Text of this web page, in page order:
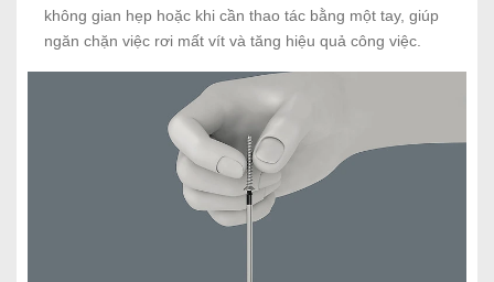
không gian hẹp hoặc khi cần thao tác bằng một tay, giúp
ngăn chặn việc rơi mất vít và tăng hiệu quả công việc.